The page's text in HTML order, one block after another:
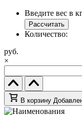
Введите вес в
Рассчитать
Количество:
руб.
×
В корзину